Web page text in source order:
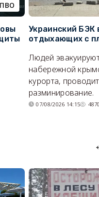
ПВО
Украинский БЭК
отдыхающих с
Людей
набережной
курорта,
разминирование.
07/08/2026 14:15 4870